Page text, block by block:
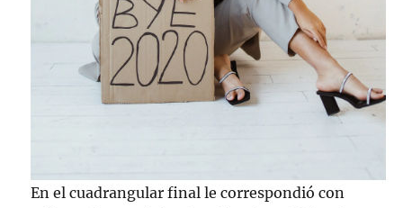
En el cuadrangular final le correspondió con